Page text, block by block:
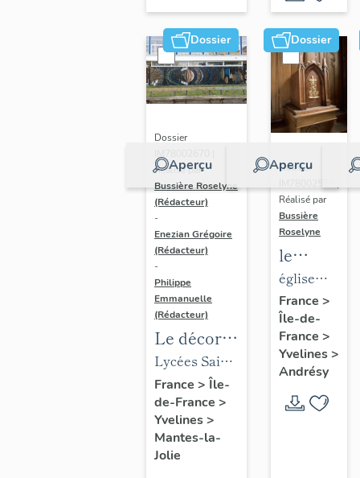
Dossier
Aperçu
Dossier
IM78002670 |
Réalisé par
Bussière Roselyne
(Rédacteur)
-
Enezian Grégoire
(Rédacteur)
-
Philippe
Emmanuelle
(Rédacteur)
Le décor
des lycées
de Mantes
Lycées Saint-
Exupéry et
Jean Rostand
France > Île-
de-France >
Yvelines>
Mantes-la-
Jolie
Dossier
Aperçu
Dossier
Réalisé par
Bussière
Roselyne
le
mobilier
de
l'église
Saint-
Germain-
de-
Paris
église
paroissiale
Saint-
Germain
France >
Île-de-
France >
Yvelines>
Andrésy